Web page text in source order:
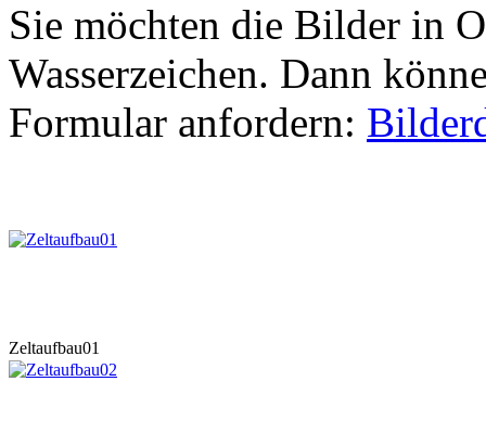
Sie möchten die Bilder in
Wasserzeichen. Dann
Formular anfordern:
Zeltaufbau01